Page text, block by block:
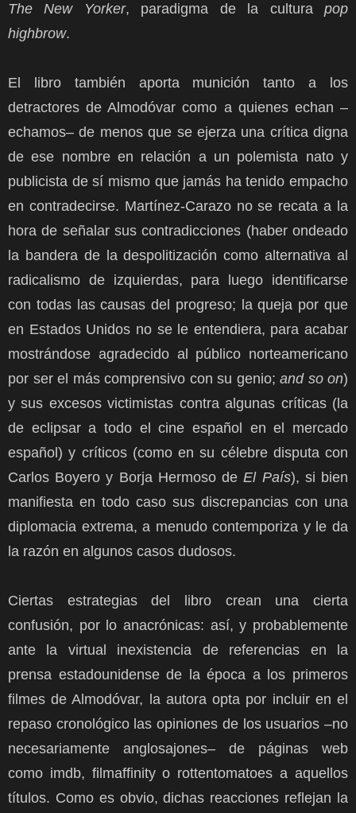
The New Yorker, paradigma de la culturapop
highbrow.
El libro también aporta munición tanto a los
detractores de Almodóvar como a quienes echan –
echamos– de menos que se ejerza una crítica digna
de ese nombre en relación a un polemista nato y
publicista de sí mismo que jamás ha tenido empacho
en contradecirse. Martínez-Carazo no se recata a la
hora de señalar sus contradicciones (haber ondeado
la bandera de la despolitización como alternativa al
radicalismo de izquierdas, para luego identificarse
con todas las causas del progreso; la queja por que
en Estados Unidos no se le entendiera, para acabar
mostrándose agradecido al público norteamericano
por ser el más comprensivo con su genio; and so on)
y sus excesos victimistas contra algunas críticas (la
de eclipsar a todo el cine español en el mercado
español) y críticos (como en su célebre disputa con
Carlos Boyero y Borja Hermoso deEl País), si bien
manifiesta en todo caso sus discrepancias con una
diplomacia extrema, a menudo contemporiza y le da
la razón en algunos casos dudosos.
Ciertas estrategias del libro crean una cierta
confusión, por lo anacrónicas: así, y probablemente
ante la virtual inexistencia de referencias en la
prensa estadounidense de la época a los primeros
filmes de Almodóvar, la autora opta por incluir en el
repaso cronológico las opiniones de los usuarios –no
necesariamente anglosajones– de páginas web
como imdb, filmaffinity o rottentomatoes a aquellos
títulos. Como es obvio, dichas reacciones reflejan la